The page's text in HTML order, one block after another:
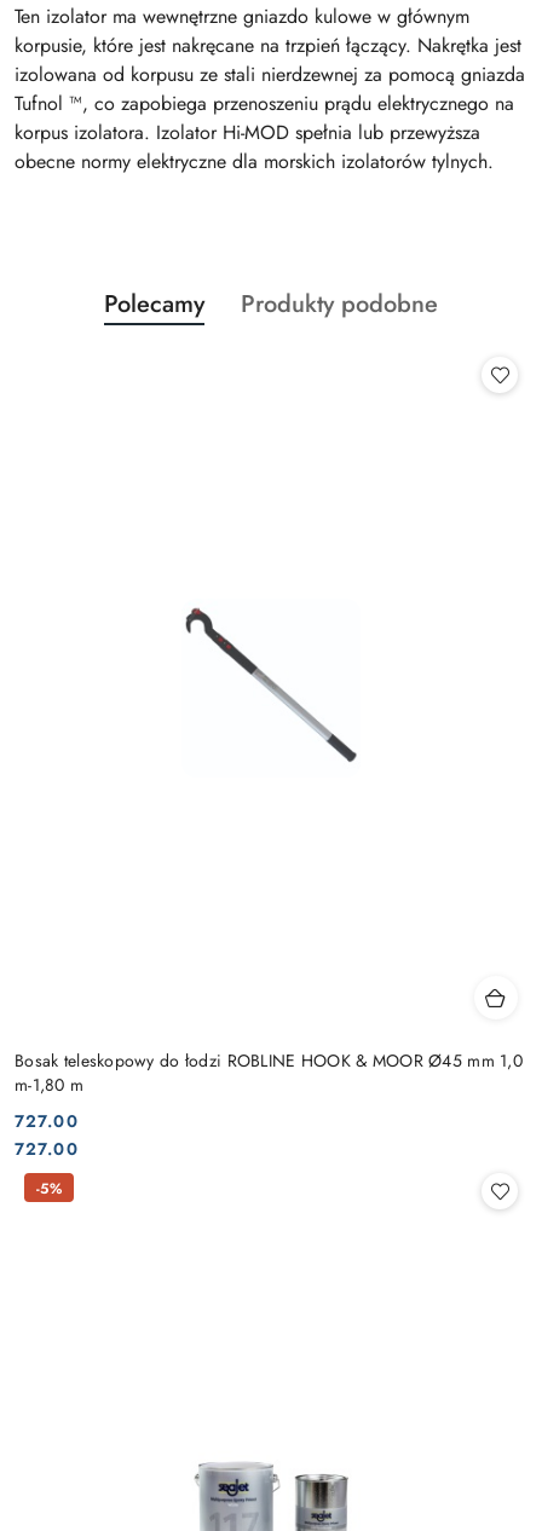
Ten izolator ma wewnętrzne gniazdo kulowe w głównym
korpusie, które jest nakręcane na trzpień łączący. Nakrętka jest
izolowana od korpusu ze stali nierdzewnej za pomocą gniazda
Tufnol ™, co zapobiega przenoszeniu prądu elektrycznego na
korpus izolatora. Izolator Hi-MOD spełnia lub przewyższa
obecne normy elektryczne dla morskich izolatorów tylnych.
Pomiń karuzelę produktów
Produkty
o
Polecamy
Produkty
Produkty podobne
Bosak teleskopowy do łodzi ROBLINE HOOK & MOOR Ø45 mm 1,0
m-1,80 m
Cena:
727.00
Cena:
727.00
-5%